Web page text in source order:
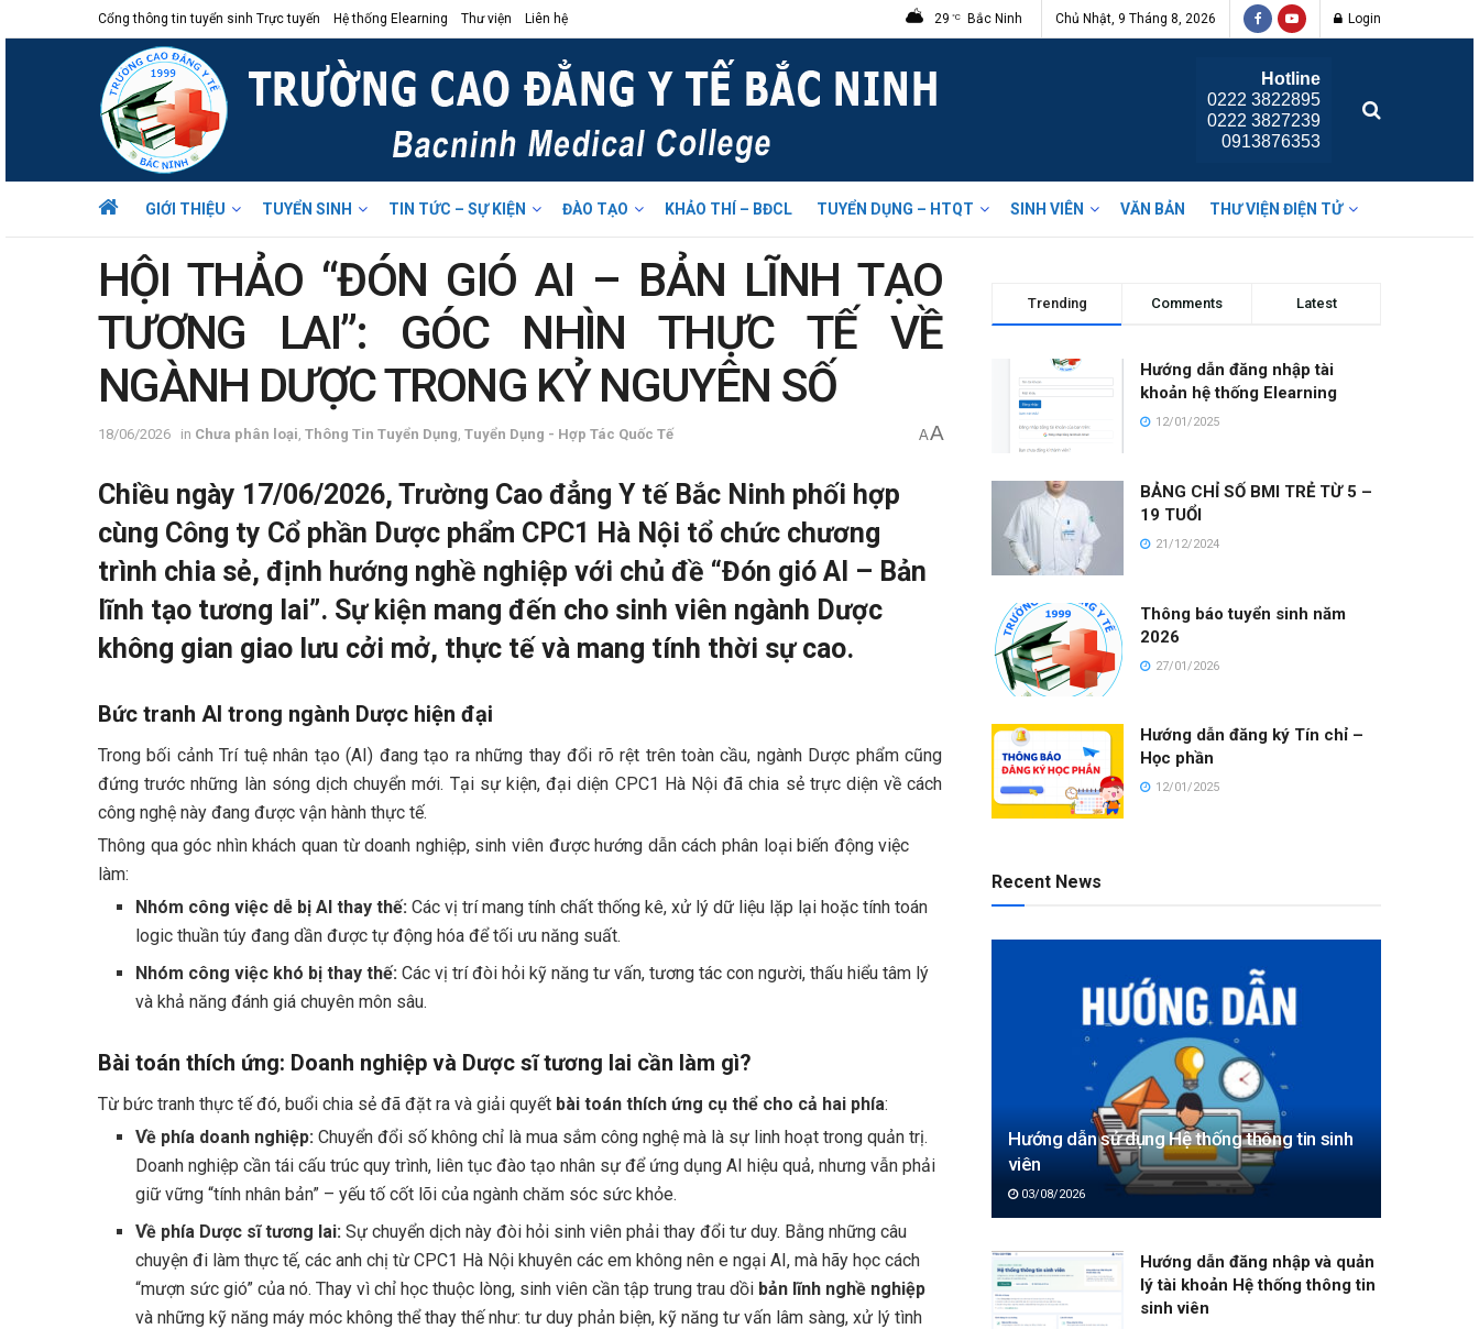
Cổng thông tin tuyển sinh Trực tuyến Hệ thống Elearning Thư viện Liên hệ 29 °C Bắc Ninh Chủ Nhật, 9 Tháng 8, 2026 Login
Hotline
0222 3822895
0222 3827239
0913876353
GIỚI THIỆU TUYỂN SINH TIN TỨC – SỰ KIỆN ĐÀO TẠO KHẢO THÍ – BĐCL TUYỂN DỤNG – HTQT SINH VIÊN VĂN BẢN THƯ VIỆN ĐIỆN TỬ
HỘI THẢO “ĐÓN GIÓ AI – BẢN LĨNH TẠO
TƯƠNG LAI”: GÓC NHÌN THỰC TẾ VỀ
NGÀNH DƯỢC TRONG KỶ NGUYÊN SỐ
18/06/2026 in Chưa phân loại, Thông Tin Tuyển Dụng, Tuyển Dụng - Hợp Tác Quốc Tế AA
Chiều ngày 17/06/2026, Trường Cao đẳng Y tế Bắc Ninh phối hợp
cùng Công ty Cổ phần Dược phẩm CPC1 Hà Nội tổ chức chương
trình chia sẻ, định hướng nghề nghiệp với chủ đề “Đón gió AI – Bản
lĩnh tạo tương lai”. Sự kiện mang đến cho sinh viên ngành Dược
không gian giao lưu cởi mở, thực tế và mang tính thời sự cao.
Bức tranh AI trong ngành Dược hiện đại
Trong bối cảnh Trí tuệ nhân tạo (AI) đang tạo ra những thay đổi rõ rệt trên toàn cầu, ngành Dược phẩm cũng
đứng trước những làn sóng dịch chuyển mới. Tại sự kiện, đại diện CPC1 Hà Nội đã chia sẻ trực diện về cách
công nghệ này đang được vận hành thực tế.
Thông qua góc nhìn khách quan từ doanh nghiệp, sinh viên được hướng dẫn cách phân loại biến động việc
làm:
Nhóm công việc dễ bị AI thay thế: Các vị trí mang tính chất thống kê, xử lý dữ liệu lặp lại hoặc tính toán
logic thuần túy đang dần được tự động hóa để tối ưu năng suất.
Nhóm công việc khó bị thay thế: Các vị trí đòi hỏi kỹ năng tư vấn, tương tác con người, thấu hiểu tâm lý
và khả năng đánh giá chuyên môn sâu.
Bài toán thích ứng: Doanh nghiệp và Dược sĩ tương lai cần làm gì?
Từ bức tranh thực tế đó, buổi chia sẻ đã đặt ra và giải quyết bài toán thích ứng cụ thể cho cả hai phía:
Về phía doanh nghiệp: Chuyển đổi số không chỉ là mua sắm công nghệ mà là sự linh hoạt trong quản trị.
Doanh nghiệp cần tái cấu trúc quy trình, liên tục đào tạo nhân sự để ứng dụng AI hiệu quả, nhưng vẫn phải
giữ vững “tính nhân bản” – yếu tố cốt lõi của ngành chăm sóc sức khỏe.
Về phía Dược sĩ tương lai: Sự chuyển dịch này đòi hỏi sinh viên phải thay đổi tư duy. Bằng những câu
chuyện đi làm thực tế, các anh chị từ CPC1 Hà Nội khuyên các em không nên e ngại AI, mà hãy học cách
“mượn sức gió” của nó. Thay vì chỉ học thuộc lòng, sinh viên cần tập trung trau dồi bản lĩnh nghề nghiệp
và những kỹ năng máy móc không thể thay thế như: tư duy phản biện, kỹ năng tư vấn lâm sàng, xử lý tình
Trending Comments Latest
Hướng dẫn đăng nhập tài
khoản hệ thống Elearning
12/01/2025
BẢNG CHỈ SỐ BMI TRẺ TỪ 5 –
19 TUỔI
21/12/2024
Thông báo tuyển sinh năm
2026
27/01/2026
Hướng dẫn đăng ký Tín chỉ –
Học phần
12/01/2025
Recent News
Hướng dẫn sử dụng Hệ thống thông tin sinh
viên
03/08/2026
Hướng dẫn đăng nhập và quản
lý tài khoản Hệ thống thông tin
sinh viên